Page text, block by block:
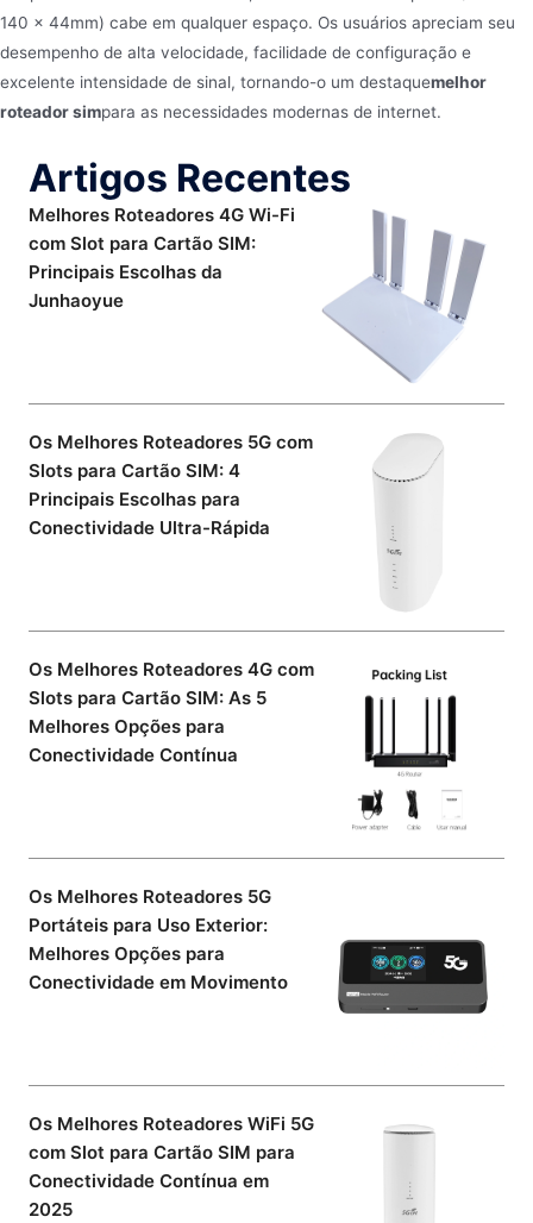
140 x 44mm) cabe em qualquer espaço. Os usuários apreciam seu
desempenho de alta velocidade, facilidade de configuração e
excelente intensidade de sinal, tornando-o um destaquemelhor
roteador simpara as necessidades modernas de internet.
Artigos Recentes
Melhores Roteadores 4G Wi-Fi
com Slot para Cartão SIM:
Principais Escolhas da
Junhaoyue
Os Melhores Roteadores 5G com
Slots para Cartão SIM: 4
Principais Escolhas para
Conectividade Ultra-Rápida
Os Melhores Roteadores 4G com
Slots para Cartão SIM: As 5
Melhores Opções para
Conectividade Contínua
Os Melhores Roteadores 5G
Portáteis para Uso Exterior:
Melhores Opções para
Conectividade em Movimento
Os Melhores Roteadores WiFi 5G
com Slot para Cartão SIM para
Conectividade Contínua em
2025